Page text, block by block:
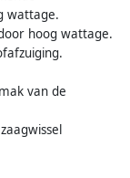
wattage.
hoog wattage.
van de